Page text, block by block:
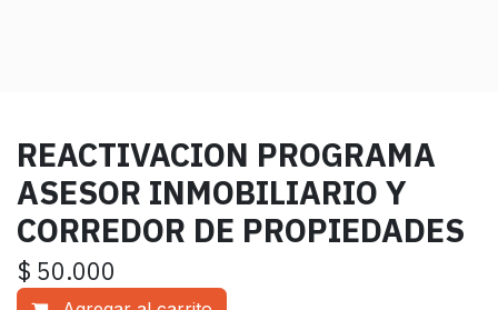
REACTIVACION PROGRAMA
ASESOR INMOBILIARIO Y
CORREDOR DE PROPIEDADES
$ 50.000